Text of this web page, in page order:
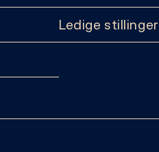
Ledige stillinger